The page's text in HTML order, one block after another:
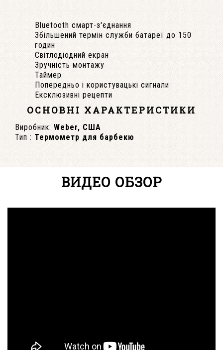
Bluetooth смарт-з'єднання
Збільшений термін служби батареї до 150
годин
Світлодіодний екран
Зручність монтажу
Таймер
Попередньо і користувацькі сигнали
Ексклюзивні рецепти
ОСНОВНІ ХАРАКТЕРИСТИКИ
Виробник: Weber, США
Тип : Термометр для барбекю
ВИДЕО ОБЗОР